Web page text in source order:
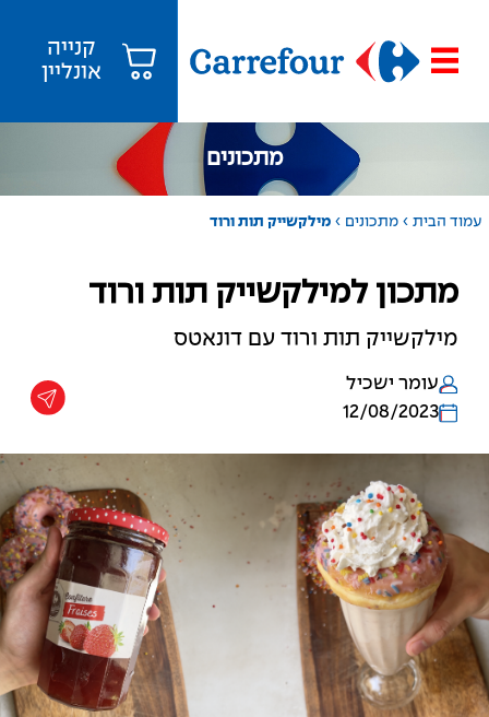
קנייה
אונליין
מתכונים
עמוד הבית › מתכונים › מילקשייק תות ורוד
מתכון למילקשייק תות ורוד
מילקשייק תות ורוד עם דונאטס
עומר ישכיל
12/08/2023